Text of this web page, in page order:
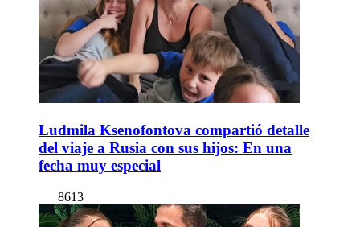
Ludmila Ksenofontova compartió detalle
del viaje a Rusia con sus hijos: En una
fecha muy especial
8613